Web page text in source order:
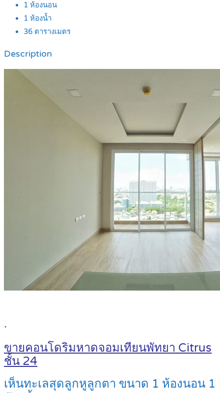
1 ห้องนอน
1 ห้องน้ำ
36 ตารางเมตร
Description
.
ขายคอนโดริมหาดจอมเทียนพัทยา Citrus
ชั้น 24
เห็นทะเลสุดลูกหูลูกตา ขนาด 1 ห้องนอน 1